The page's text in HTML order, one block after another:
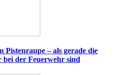
Pistenraupe – als gerade die
bei der Feuerwehr sind